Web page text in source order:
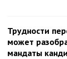
Трудности
может
мандаты